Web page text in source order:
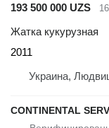
193 500 000 UZS
Жатка кукурузная
2011
Украина,
CONTINENTAL